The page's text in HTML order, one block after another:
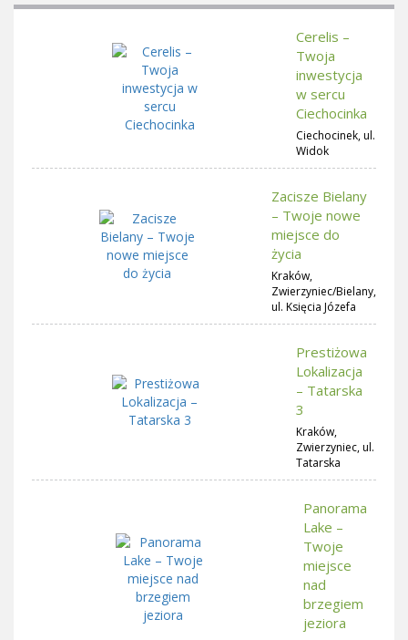
Cerelis –
Twoja
inwestycja
w sercu
Ciechocinka
Ciechocinek, ul.
Widok
Zacisze Bielany
– Twoje nowe
miejsce do
życia
Kraków,
Zwierzyniec/Bielany,
ul. Księcia Józefa
Prestiżowa
Lokalizacja
– Tatarska
3
Kraków,
Zwierzyniec, ul.
Tatarska
Panorama
Lake –
Twoje
miejsce
nad
brzegiem
jeziora